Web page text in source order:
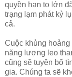
quyền hạn to lớn
trạng lạm phát kỷ
cả.
Cuộc khủng
năng lượng leo
cũng sẽ tuyên bố
gia. Chúng ta sẽ